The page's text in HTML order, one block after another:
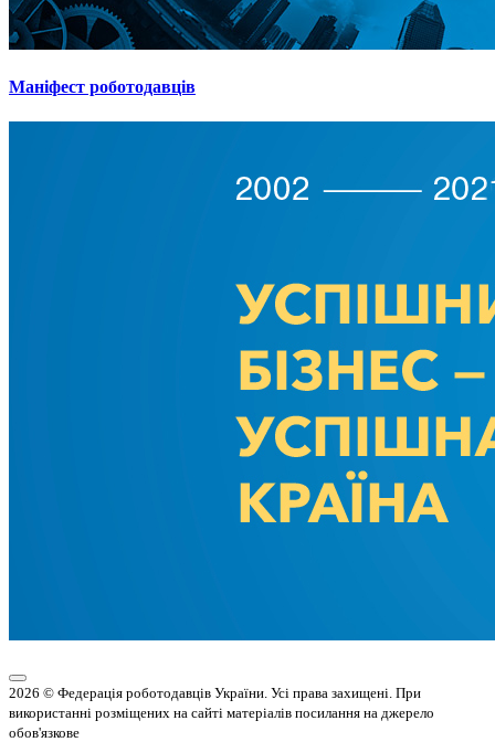
Маніфест роботодавців
2026 © Федерація роботодавців України. Усі права захищені. При
використанні розміщених на сайті матеріалів посилання на джерело
обов'язкове